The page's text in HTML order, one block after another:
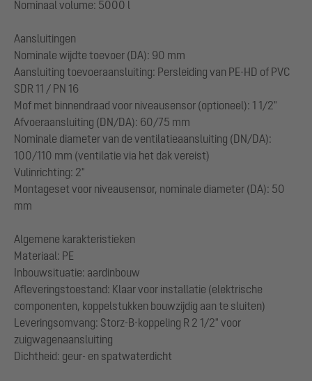
Nominaal volume: 5000 l
Aansluitingen
Nominale wijdte toevoer (DA): 90 mm
Aansluiting toevoeraansluiting: Persleiding van PE-HD of PVC
SDR 11 / PN 16
Mof met binnendraad voor niveausensor (optioneel): 1 1/2"
Afvoeraansluiting (DN/DA): 60/75 mm
Nominale diameter van de ventilatieaansluiting (DN/DA):
100/110 mm (ventilatie via het dak vereist)
Vulinrichting: 2"
Montageset voor niveausensor, nominale diameter (DA): 50
mm
Algemene karakteristieken
Materiaal: PE
Inbouwsituatie: aardinbouw
Afleveringstoestand: Klaar voor installatie (elektrische
componenten, koppelstukken bouwzijdig aan te sluiten)
Leveringsomvang: Storz-B-koppeling R 2 1/2" voor
zuigwagenaansluiting
Dichtheid: geur- en spatwaterdicht